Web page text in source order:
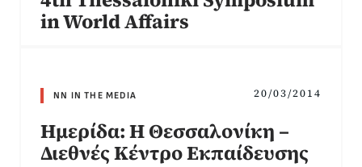
in World Affairs
NN IN THE MEDIA 20/03/2014
Ημερίδα: Η Θεσσαλονίκη –
Διεθνές Κέντρο Εκπαίδευσης